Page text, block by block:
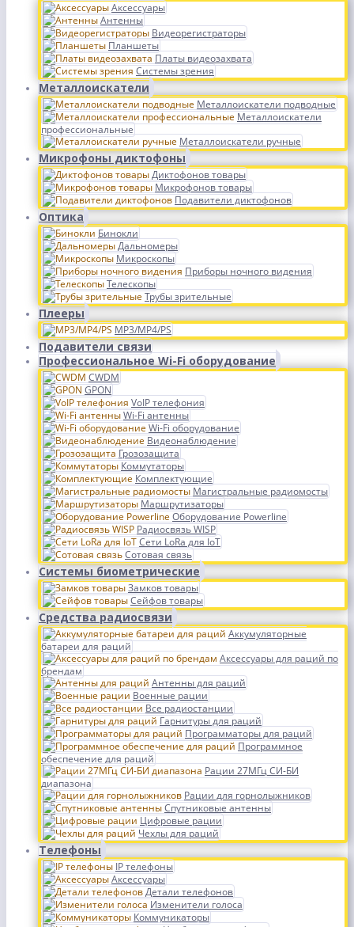
Аксессуары
Антенны
Видеорегистраторы
Планшеты
Платы видеозахвата
Системы зрения
Металлоискатели
Металлоискатели подводные
Металлоискатели
профессиональные
Металлоискатели ручные
Микрофоны диктофоны
Диктофонов товары
Микрофонов товары
Подавители диктофонов
Оптика
Бинокли
Дальномеры
Микроскопы
Приборы ночного видения
Телескопы
Трубы зрительные
Плееры
MP3/MP4/PS
Подавители связи
Профессиональное Wi-Fi оборудование
CWDM
GPON
VoIP телефония
Wi-Fi антенны
Wi-Fi оборудование
Видеонаблюдение
Грозозащита
Коммутаторы
Комплектующие
Магистральные радиомосты
Маршрутизаторы
Оборудование Powerline
Радиосвязь WISP
Сети LoRa для IoT
Сотовая связь
Системы биометрические
Замков товары
Сейфов товары
Средства радиосвязи
Аккумуляторные
батареи для раций
Аксессуары для раций по
брендам
Антенны для раций
Военные рации
Все радиостанции
Гарнитуры для раций
Программаторы для раций
Программное
обеспечение для раций
Рации 27МГц СИ-БИ
диапазона
Рации для горнолыжников
Спутниковые антенны
Цифровые рации
Чехлы для раций
Телефоны
IP телефоны
Аксессуары
Детали телефонов
Изменители голоса
Коммуникаторы